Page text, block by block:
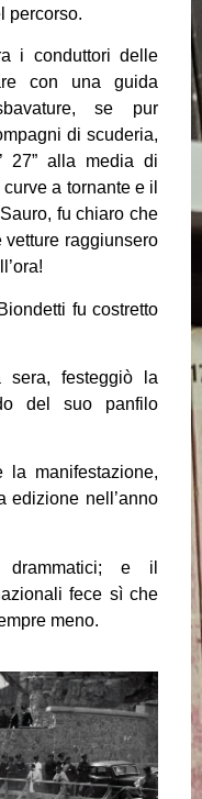
percorso.
i conduttori delle
con una guida
se pur
di scuderia,
27” alla media di
a tornante e il
fu chiaro che
raggiunsero
fu costretto
festeggiò la
del suo panfilo
la manifestazione,
edizione nell’anno
e il
fece sì che
meno.